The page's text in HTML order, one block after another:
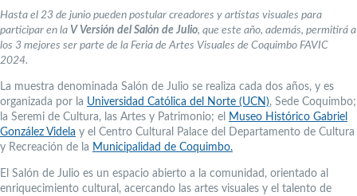
Hasta el 23 de junio pueden postular creadores y artistas visuales para
participar en la V Versión del Salón de Julio, que este año, además, permitirá a
los 3 mejores ser parte de la Feria de Artes Visuales de Coquimbo FAVIC
2024.
La muestra denominada Salón de Julio se realiza cada dos años, y es
organizada por la Universidad Católica del Norte (UCN), Sede Coquimbo;
la Seremi de Cultura, las Artes y Patrimonio; el
Museo Histórico Gabriel
González Videla y el Centro Cultural Palace del Departamento de Cultura
y Recreación de la Municipalidad de Coquimbo.
El Salón de Julio es un espacio abierto a la comunidad, orientado al
enriquecimiento cultural, acercando las artes visuales y el talento de